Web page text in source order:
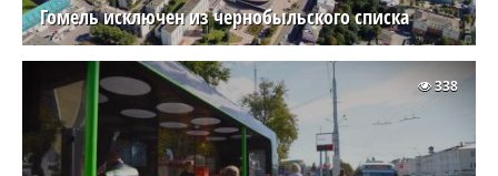
Гомель исключен из чернобыльского списка
338